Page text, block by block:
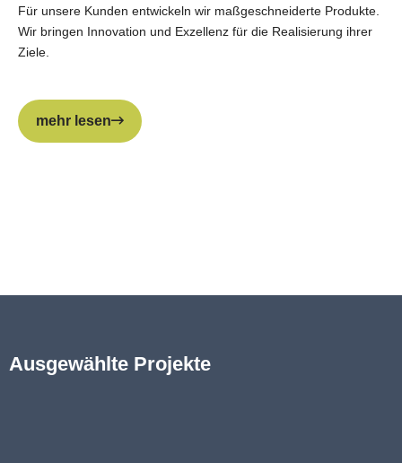
Für unsere Kunden entwickeln wir maßgeschneiderte Produkte.
Wir bringen Innovation und Exzellenz für die Realisierung ihrer
Ziele.
mehr lesen
Ausgewählte Projekte